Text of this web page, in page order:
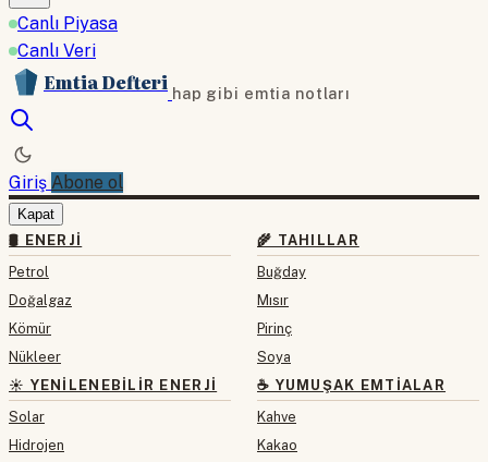
Canlı Piyasa
Canlı Veri
Emtia Defteri hap gibi emtia notları
Giriş Abone ol
Kapat
🛢 ENERJI
Petrol
Doğalgaz
Kömür
Nükleer
☀️ YENILENEBILIR ENERJI
Solar
Hidrojen
🌾 TAHILLAR
Buğday
Mısır
Pirinç
Soya
☕ YUMUŞAK EMTIALAR
Kahve
Kakao